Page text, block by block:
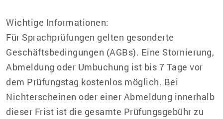
Wichtige Informationen:
Für Sprachprüfungen gelten gesonderte
Geschäftsbedingungen (AGBs). Eine Stornierung,
Abmeldung oder Umbuchung ist bis 7 Tage vor
dem Prüfungstag kostenlos möglich. Bei
Nichterscheinen oder einer Abmeldung innerhalb
dieser Frist ist die gesamte Prüfungsgebühr zu